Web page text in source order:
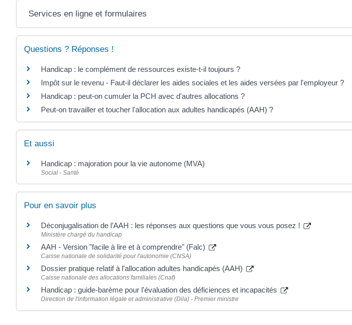
Services en ligne et formulaires
Questions ? Réponses !
Handicap : le complément de ressources existe-t-il toujours ?
Impôt sur le revenu - Faut-il déclarer les aides sociales et les aides versées par l'employeur ?
Handicap : peut-on cumuler la PCH avec d'autres allocations ?
Peut-on travailler et toucher l'allocation aux adultes handicapés (AAH) ?
Et aussi
Handicap : majoration pour la vie autonome (MVA)
Social - Santé
Pour en savoir plus
Déconjugalisation de l’AAH : les réponses aux questions que vous vous posez !
Ministère chargé du handicap
AAH - Version "facile à lire et à comprendre" (Falc)
Caisse nationale de solidarité pour l'autonomie (CNSA)
Dossier pratique relatif à l'allocation adultes handicapés (AAH)
Caisse nationale des allocations familiales (Cnaf)
Handicap : guide-barème pour l'évaluation des déficiences et incapacités
Direction de l'information légale et administrative (Dila) - Premier ministre